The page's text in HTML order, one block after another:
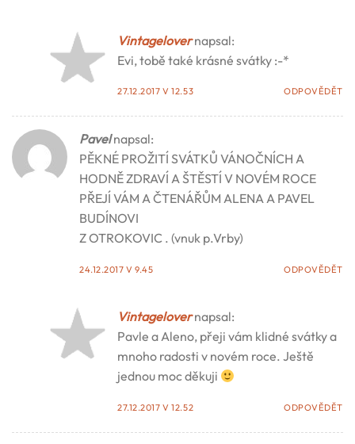
Vintagelover napsal:
Evi, tobě také krásné svátky :-*
27.12.2017 V 12.53 ODPOVĚDĚT
Pavel napsal:
PĚKNÉ PROŽITÍ SVÁTKŮ VÁNOČNÍCH A
HODNĚ ZDRAVÍ A ŠTĚSTÍ V NOVÉM ROCE
PŘEJÍ VÁM A ČTENÁŘŮM ALENA A PAVEL
BUDÍNOVI
Z OTROKOVIC . (vnuk p.Vrby)
24.12.2017 V 9.45 ODPOVĚDĚT
Vintagelover napsal:
Pavle a Aleno, přeji vám klidné svátky a
mnoho radosti v novém roce. Ještě
jednou moc děkuji
27.12.2017 V 12.52 ODPOVĚDĚT